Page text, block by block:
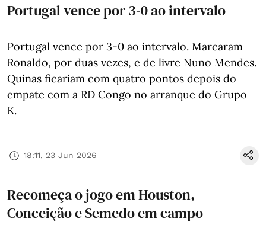
Portugal vence por 3-0 ao intervalo
Portugal vence por 3-0 ao intervalo. Marcaram
Ronaldo, por duas vezes, e de livre Nuno Mendes.
Quinas ficariam com quatro pontos depois do
empate com a RD Congo no arranque do Grupo
K.
18:11, 23 Jun 2026
Recomeça o jogo em Houston,
Conceição e Semedo em campo